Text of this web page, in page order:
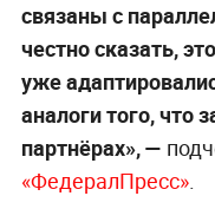
связаны с
честно сказать,
уже
аналоги того, что
партнёрах», —
«ФедералПресс».